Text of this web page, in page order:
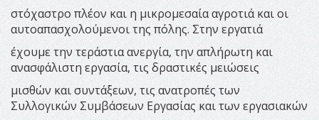
στόχαστρο πλέον και η μικρομεσαία αγροτιά και οι
αυτοαπασχολούμενοι της πόλης. Στην εργατιά
έχουμε την τεράστια ανεργία, την απλήρωτη και
ανασφάλιστη εργασία, τις δραστικές μειώσεις
μισθών και συντάξεων, τις ανατροπές των
Συλλογικών Συμβάσεων Εργασίας και των εργασιακών